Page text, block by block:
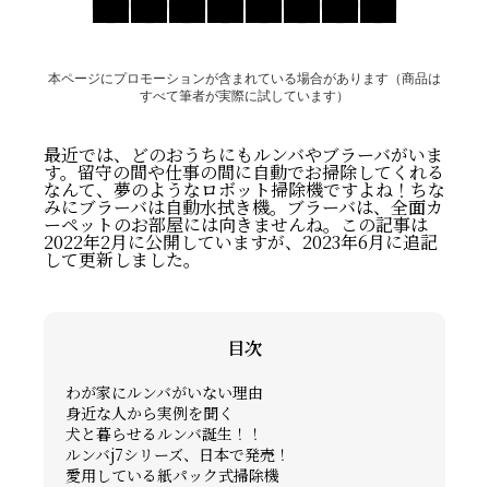
本ページにプロモーションが含まれている場合があります（商品は
すべて筆者が実際に試しています）
最近では、どのおうちにもルンバやブラーバがいま
す。留守の間や仕事の間に自動でお掃除してくれる
なんて、夢のようなロボット掃除機ですよね！ちな
みにブラーバは自動水拭き機。ブラーバは、全面カ
ーペットのお部屋には向きませんね。この記事は
2022年2月に公開していますが、2023年6月に追記
して更新しました。
目次
わが家にルンバがいない理由
身近な人から実例を聞く
犬と暮らせるルンバ誕生！！
ルンバj7シリーズ、日本で発売！
愛用している紙パック式掃除機